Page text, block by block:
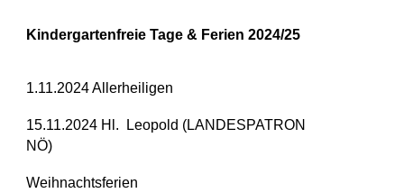
Kindergartenfreie Tage & Ferien 2024/25
1.11.2024 Allerheiligen
15.11.2024 Hl. Leopold (LANDESPATRON
NÖ)
Weihnachtsferien